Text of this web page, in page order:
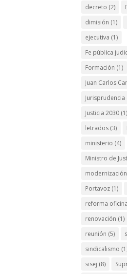
decreto (2)
dimisión (1)
ejecutiva (1)
Fe pública
Formación (1)
Juan Carlos
Jurisprudencia
Justicia 2030 (1)
letrados (3)
ministerio (4)
Ministro de
modernización
Portavoz (1)
reforma oficina
renovación (1)
reunión (5)
sindicalismo
sisej (8)